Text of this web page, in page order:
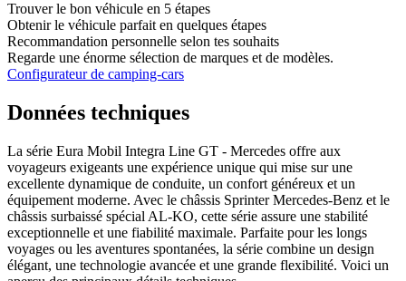
Trouver le bon véhicule en 5 étapes
Obtenir le véhicule parfait en quelques étapes
Recommandation personnelle selon tes souhaits
Regarde une énorme sélection de marques et de modèles.
Configurateur de camping-cars
Données techniques
La série Eura Mobil Integra Line GT - Mercedes offre aux
voyageurs exigeants une expérience unique qui mise sur une
excellente dynamique de conduite, un confort généreux et un
équipement moderne. Avec le châssis Sprinter Mercedes-Benz et le
châssis surbaissé spécial AL-KO, cette série assure une stabilité
exceptionnelle et une fiabilité maximale. Parfaite pour les longs
voyages ou les aventures spontanées, la série combine un design
élégant, une technologie avancée et une grande flexibilité. Voici un